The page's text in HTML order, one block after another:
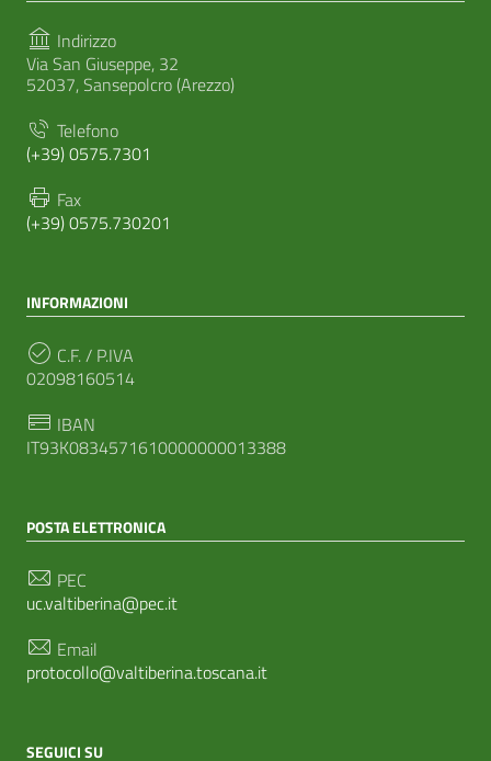
Indirizzo
Via San Giuseppe, 32
52037, Sansepolcro (Arezzo)
Telefono
(+39) 0575.7301
Fax
(+39) 0575.730201
INFORMAZIONI
C.F. / P.IVA
02098160514
IBAN
IT93K0834571610000000013388
POSTA ELETTRONICA
PEC
uc.valtiberina@pec.it
Email
protocollo@valtiberina.toscana.it
SEGUICI SU